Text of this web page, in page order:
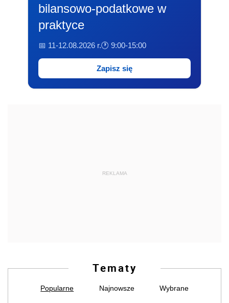
bilansowo-podatkowe w
praktyce
📅 11-12.08.2026 r.🕐 9:00-15:00
Zapisz się
REKLAMA
Tematy
Popularne Najnowsze Wybrane